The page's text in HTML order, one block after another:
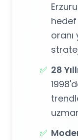
oranı
✅ 28
✅